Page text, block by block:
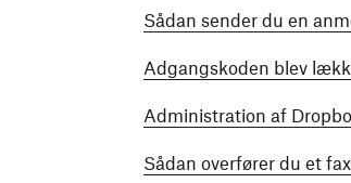
Sådan sender du en
Adgangskoden blev
Administration af
Sådan overfører du et